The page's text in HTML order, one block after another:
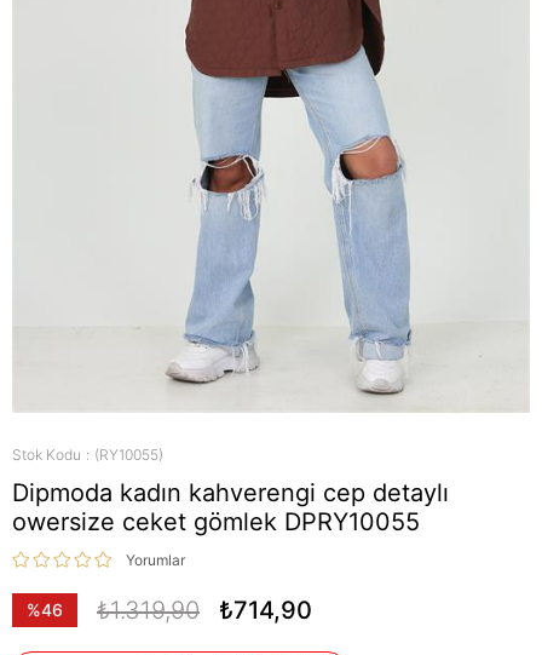
Stok Kodu (RY10055)
Dipmoda kadın kahverengi cep detaylı
owersize ceket gömlek DPRY10055
Yorumlar
%46
₺1.319,90 ₺714,90